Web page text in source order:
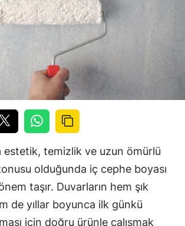
estetik, temizlik ve uzun ömürlü
olduğunda iç cephe boyası
taşır. Duvarların hem şık
de yıllar boyunca ilk günkü
için doğru ürünle çalışmak